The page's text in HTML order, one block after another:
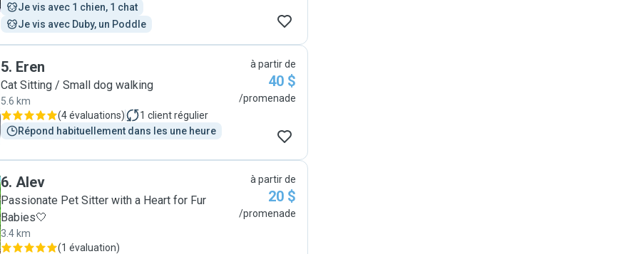
Je vis avec 1 chien, 1 chat
Je vis avec Duby, un Poddle
5. Eren
Cat Sitting / Small dog walking
5.6 km
(4 évaluations) 1 client régulier
Répond habituellement dans les une heure
à partir de
40 $
/promenade
6. Alev
Passionate Pet Sitter with a Heart for Fur
Babies🤍
3.4 km
(1 évaluation)
à partir de
20 $
/promenade